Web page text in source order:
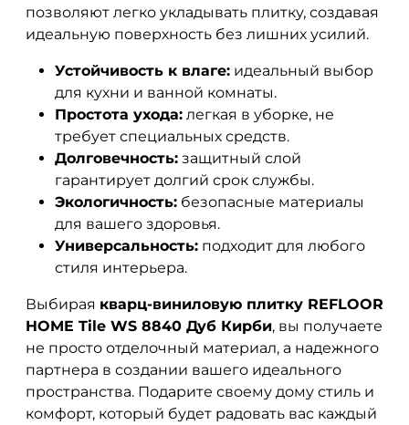
позволяют легко укладывать плитку, создавая
идеальную поверхность без лишних усилий.
Устойчивость к влаге: идеальный выбор
для кухни и ванной комнаты.
Простота ухода: легкая в уборке, не
требует специальных средств.
Долговечность: защитный слой
гарантирует долгий срок службы.
Экологичность: безопасные материалы
для вашего здоровья.
Универсальность: подходит для любого
стиля интерьера.
Выбирая кварц-виниловую плитку REFLOOR
HOME Tile WS 8840 Дуб Кирби, вы получаете
не просто отделочный материал, а надежного
партнера в создании вашего идеального
пространства. Подарите своему дому стиль и
комфорт, который будет радовать вас каждый